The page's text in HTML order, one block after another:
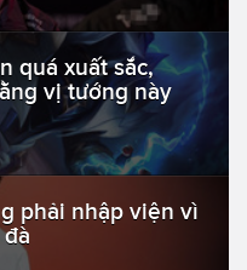
quá xuất sắc,
vị tướng này
phải nhập viện vì